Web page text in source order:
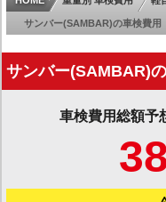
サンバー(SAMBAR)の車検費用
サンバー(SAMBAR)
車検費用総額予